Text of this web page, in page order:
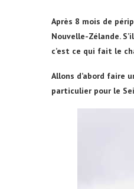
Après 8 mois de
Nouvelle-Zélande.
c’est ce qui fait le
Allons d’abord faire
particulier pour le